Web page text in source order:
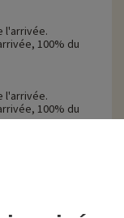
l'arrivée.
100% du
l'arrivée.
100% du
100% du